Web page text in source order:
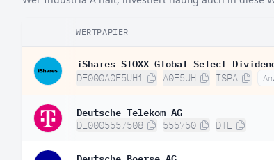
WERTPAPIER
iShares STOXX Global Select
DE000A0F5UH1 A0F5UH ISPA
Deutsche Telekom AG
DE0005557508 555750 DTE